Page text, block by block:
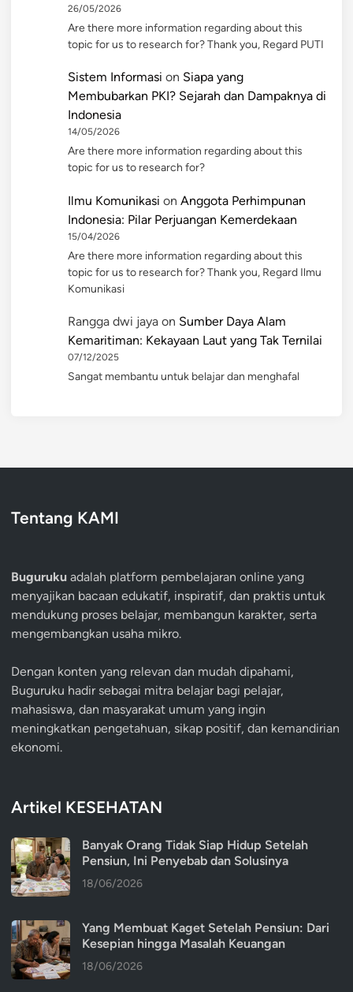
26/05/2026
Are there more information regarding about this
topic for us to research for? Thank you, Regard PUTI
Sistem Informasi on Siapa yang
Membubarkan PKI? Sejarah dan Dampaknya di
Indonesia
14/05/2026
Are there more information regarding about this
topic for us to research for?
Ilmu Komunikasi on Anggota Perhimpunan
Indonesia: Pilar Perjuangan Kemerdekaan
15/04/2026
Are there more information regarding about this
topic for us to research for? Thank you, Regard Ilmu
Komunikasi
Rangga dwi jaya on Sumber Daya Alam
Kemaritiman: Kekayaan Laut yang Tak Ternilai
07/12/2025
Sangat membantu untuk belajar dan menghafal
Tentang KAMI
Buguruku adalah platform pembelajaran online yang
menyajikan bacaan edukatif, inspiratif, dan praktis untuk
mendukung proses belajar, membangun karakter, serta
mengembangkan usaha mikro.
Dengan konten yang relevan dan mudah dipahami,
Buguruku hadir sebagai mitra belajar bagi pelajar,
mahasiswa, dan masyarakat umum yang ingin
meningkatkan pengetahuan, sikap positif, dan kemandirian
ekonomi.
Artikel KESEHATAN
Banyak Orang Tidak Siap Hidup Setelah
Pensiun, Ini Penyebab dan Solusinya
18/06/2026
Yang Membuat Kaget Setelah Pensiun: Dari
Kesepian hingga Masalah Keuangan
18/06/2026